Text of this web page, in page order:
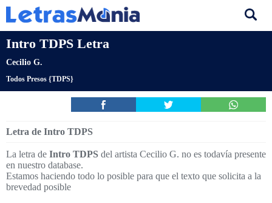
Intro TDPS Letra
Cecilio G.
Todos Presos {TDPS}
Letra de Intro TDPS
La letra de Intro TDPS del artista Cecilio G. no es todavía presente
en nuestro database.
Estamos haciendo todo lo posible para que el texto que solicita a la
brevedad posible